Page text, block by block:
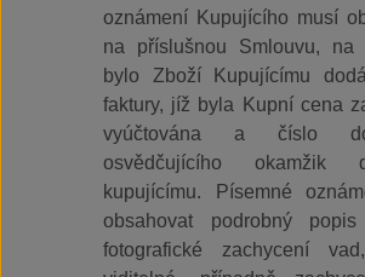
oznámení Kupujícího musí
na příslušnou Smlouvu, na
bylo Zboží Kupujícímu
faktury, jíž byla Kupní cena
vyúčtována a číslo
osvědčujícího okamžik
kupujícímu. Písemné
obsahovat podrobný
fotografické zachycení